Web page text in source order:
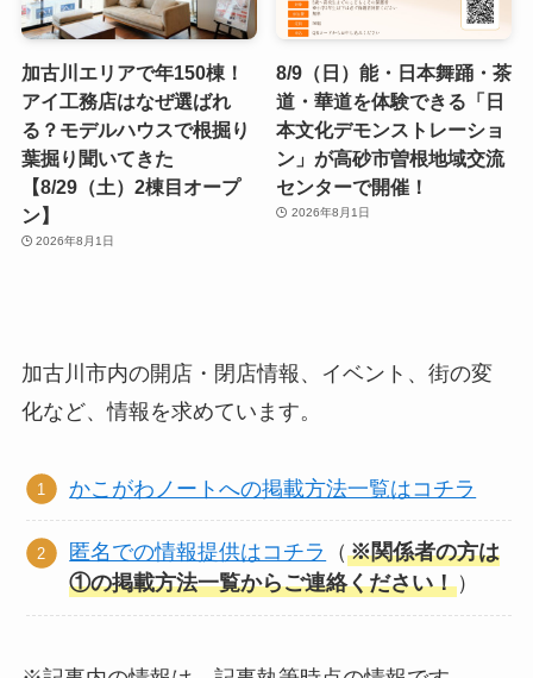
加古川エリアで年150棟！
アイ工務店はなぜ選ばれ
る？モデルハウスで根掘り
葉掘り聞いてきた
【8/29（土）2棟目オープ
ン】
2026年8月1日
8/9（日）能・日本舞踊・茶
道・華道を体験できる「日
本文化デモンストレーショ
ン」が高砂市曽根地域交流
センターで開催！
2026年8月1日
加古川市内の開店・閉店情報、イベント、街の変
化など、情報を求めています。
かこがわノートへの掲載方法一覧はコチラ
匿名での情報提供はコチラ （※関係者の方は
①の掲載方法一覧からご連絡ください！ ）